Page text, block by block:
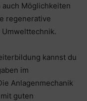
Möglichkeiten
regenerative
Umwelttechnik.
kannst du
im
Anlagenmechanik
guten